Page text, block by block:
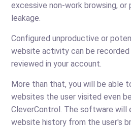
excessive non-work browsing,
leakage.
Configured unproductive or
website activity can be recorded
reviewed in your account.
More than that, you will be able
websites the user visited even
CleverControl. The software
website history from the user's